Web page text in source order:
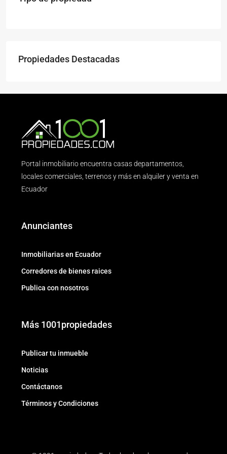
Propiedades Destacadas
Portal inmobiliario encuentra casas departamentos,
locales comerciales, terrenos y más en alquiler y venta en
Ecuador
Anunciantes
Inmobiliarias en Ecuador
Corredores de bienes raices
Publica con nosotros
Más 1001propiedades
Publicar tu inmueble
Noticias
Contáctanos
Términos y Condiciones